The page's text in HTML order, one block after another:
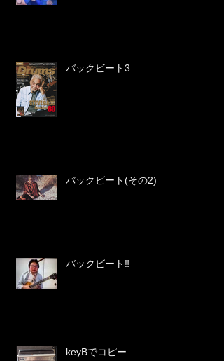
バックビート3
バックビート(その2)
バックビート‼️
keyBでコピー